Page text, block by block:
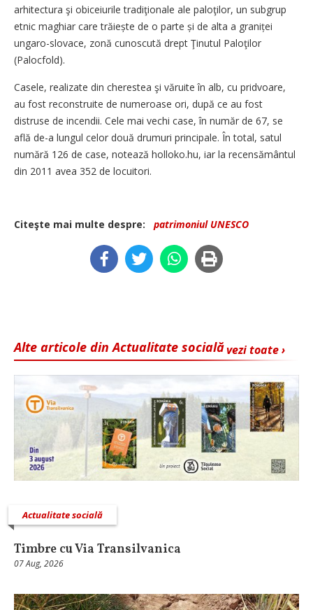
arhitectura şi obiceiurile tradiţionale ale paloţilor, un subgrup
etnic maghiar care trăiește de o parte și de alta a graniței
ungaro-slovace, zonă cunoscută drept Ţinutul Paloţilor
(Palocfold).
Casele, realizate din cherestea şi văruite în alb, cu pridvoare,
au fost reconstruite de numeroase ori, după ce au fost
distruse de incendii. Cele mai vechi case, în număr de 67, se
află de-a lungul celor două drumuri principale. În total, satul
numără 126 de case, notează holloko.hu, iar la recensământul
din 2011 avea 352 de locuitori.
Citeşte mai multe despre: patrimoniul UNESCO
vezi toate ›
Alte articole din Actualitate socială
Actualitate socială
Timbre cu Via Transilvanica
07 Aug, 2026